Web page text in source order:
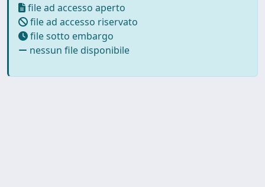
file ad accesso aperto
file ad accesso riservato
file sotto embargo
nessun file disponibile